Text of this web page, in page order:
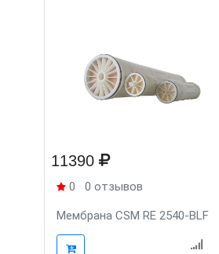
11390
0 0 отзывов
Мембрана CSM RE 2540-BLF